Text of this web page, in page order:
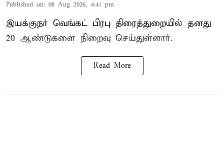
Published on: 08 Aug 2026, 4:41 pm
இயக்குநர் வெங்கட் பிரபு திரைத்துறையில் தனது
20 ஆண்டுகளை நிறைவு செய்துள்ளார்.
Read More